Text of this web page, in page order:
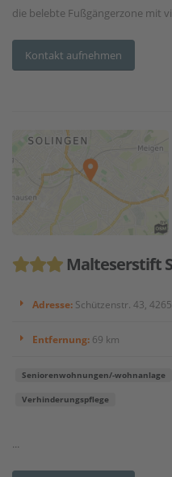
die belebte Fußgängerzone mit
Kontakt aufnehmen
Malteserstift
Adresse: Schützenstr. 43,
Entfernung: 69 km
Seniorenwohnungen/-wohnanlage
Verhinderungspflege
...